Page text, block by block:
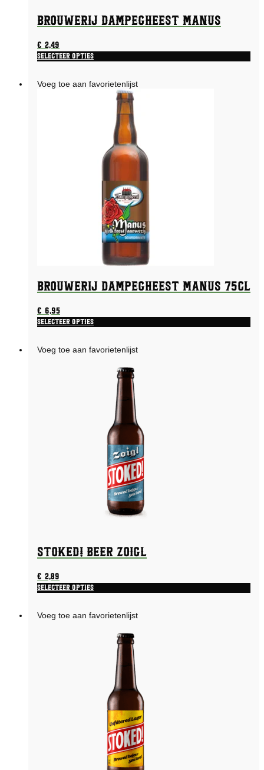
Brouwerij Dampegheest Manus
€2,49
Selecteer opties
Voeg toe aan favorietenlijst
Brouwerij Dampegheest Manus 75CL
€6,95
Selecteer opties
Voeg toe aan favorietenlijst
STOKED! Beer Zoigl
€2,89
Selecteer opties
Voeg toe aan favorietenlijst